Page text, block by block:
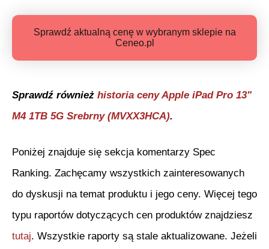
Sprawdź aktualną cenę w wybranym sklepie na
Ceneo.pl
Sprawdź również historia cenyApple iPad Pro 13"
M4 1TB 5G Srebrny (MVXX3HCA).
Poniżej znajduje się sekcja komentarzy Spec
Ranking. Zachęcamy wszystkich zainteresowanych
do dyskusji na temat produktu i jego ceny. Więcej tego
typu raportów dotyczących cen produktów znajdziesz
tutaj. Wszystkie raporty są stale aktualizowane. Jeżeli